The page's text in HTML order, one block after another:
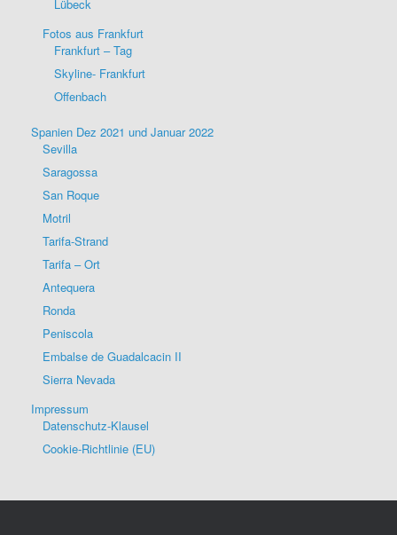
Lübeck
Fotos aus Frankfurt
Frankfurt – Tag
Skyline- Frankfurt
Offenbach
Spanien Dez 2021 und Januar 2022
Sevilla
Saragossa
San Roque
Motril
Tarifa-Strand
Tarifa – Ort
Antequera
Ronda
Peniscola
Embalse de Guadalcacin II
Sierra Nevada
Impressum
Datenschutz-Klausel
Cookie-Richtlinie (EU)